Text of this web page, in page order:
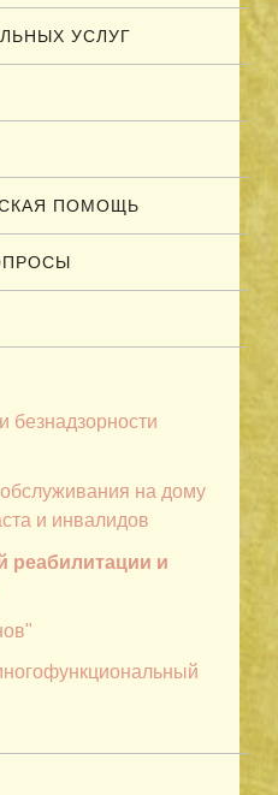
УСЛУГ
ПОМОЩЬ
безнадзорности
на дому
и инвалидов
реабилитации и